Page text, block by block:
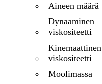
Aineen määrä
Dynaaminen
viskositeetti
Kinemaattinen
viskositeetti
Moolimassa